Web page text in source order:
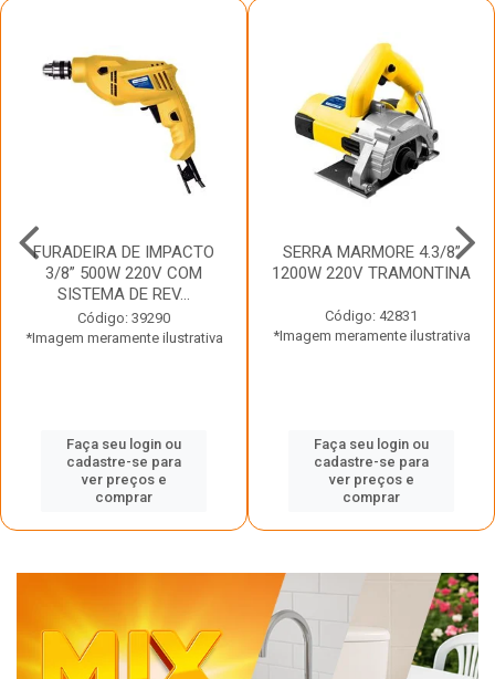
FURADEIRA DE IMPACTO
3/8” 500W 220V COM
SISTEMA DE REV...
Código: 39290
*Imagem meramente ilustrativa
Faça seu login ou
cadastre-se para
ver preços e
comprar
SERRA MARMORE 4.3/8”
1200W 220V TRAMONTINA
Código: 42831
*Imagem meramente ilustrativa
Faça seu login ou
cadastre-se para
ver preços e
comprar